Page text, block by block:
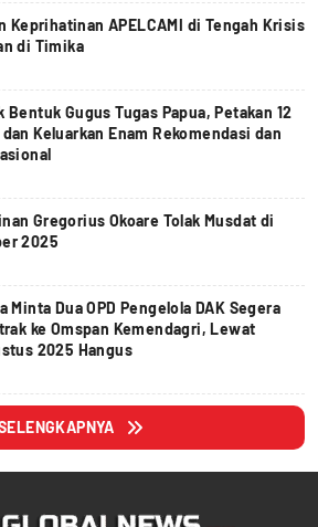
Keprihatinan APELCAMI di Tengah Krisis
di Timika
Bentuk Gugus Tugas Papua, Petakan 12
dan Keluarkan Enam Rekomendasi dan
Gregorius Okoare Tolak Musdat di
2025
Minta Dua OPD Pengelola DAK Segera
ke Omspan Kemendagri, Lewat
2025 Hangus